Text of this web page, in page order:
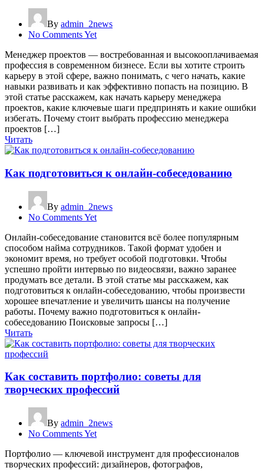
By admin_2news
No Comments Yet
Менеджер проектов — востребованная и высокооплачиваемая
профессия в современном бизнесе. Если вы хотите строить
карьеру в этой сфере, важно понимать, с чего начать, какие
навыки развивать и как эффективно попасть на позицию. В
этой статье расскажем, как начать карьеру менеджера
проектов, какие ключевые шаги предпринять и какие ошибки
избегать. Почему стоит выбрать профессию менеджера
проектов […]
Читать
Как подготовиться к онлайн-собеседованию
By admin_2news
No Comments Yet
Онлайн-собеседование становится всё более популярным
способом найма сотрудников. Такой формат удобен и
экономит время, но требует особой подготовки. Чтобы
успешно пройти интервью по видеосвязи, важно заранее
продумать все детали. В этой статье мы расскажем, как
подготовиться к онлайн-собеседованию, чтобы произвести
хорошее впечатление и увеличить шансы на получение
работы. Почему важно подготовиться к онлайн-
собеседованию Поисковые запросы […]
Читать
Как составить портфолио: советы для
творческих профессий
By admin_2news
No Comments Yet
Портфолио — ключевой инструмент для профессионалов
творческих профессий: дизайнеров, фотографов,